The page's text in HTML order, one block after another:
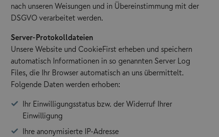
nach unseren Weisungen und in Übereinstimmung mit der
DSGVO verarbeitet werden.
Server-Protokolldateien
Unsere Website und CookieFirst erheben und speichern
automatisch Informationen in so genannten Server Log
Files, die Ihr Browser automatisch an uns übermittelt.
Folgende Daten werden erhoben:
Ihr Einwilligungsstatus bzw. der Widerruf Ihrer
Einwilligung
Ihre anonymisierte IP-Adresse